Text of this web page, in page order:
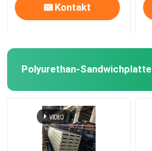
Kontakt
Polyurethan-Sandwichplatte